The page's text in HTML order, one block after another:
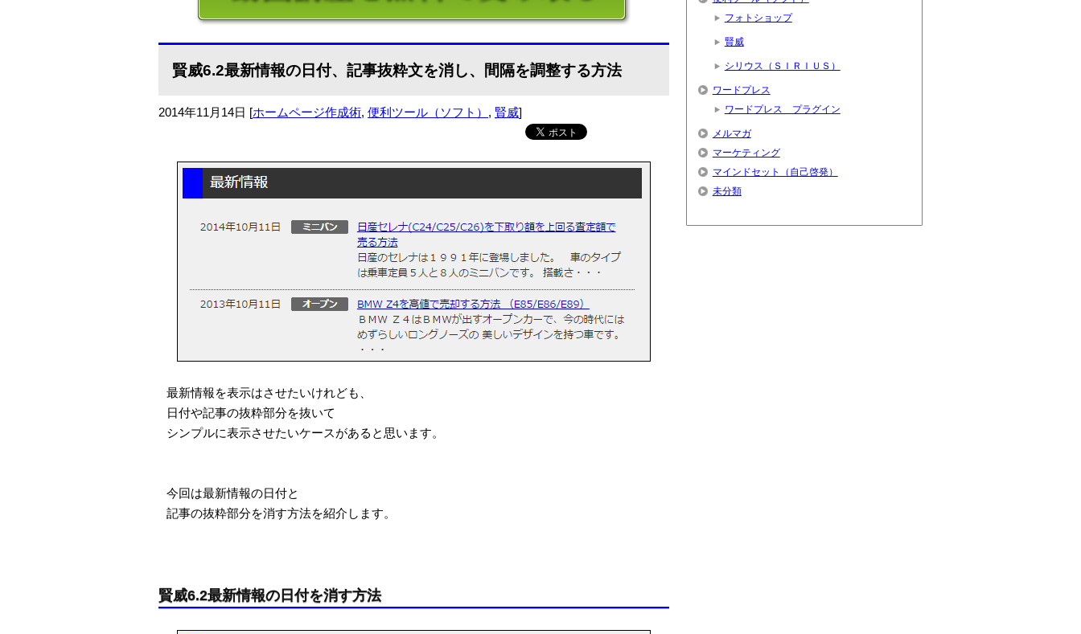
賢威6.2最新情報の日付、記事抜粋文を消し、間隔を調整する方法
2014年11月14日 [ホームページ作成術, 便利ツール（ソフト） , 賢威]
最新情報を表示はさせたいけれども、
日付や記事の抜粋部分を抜いて
シンプルに表示させたいケースがあると思います。
今回は最新情報の日付と
記事の抜粋部分を消す方法を紹介します。
賢威6.2最新情報の日付を消す方法
フォトショップ
賢威
シリウス（ＳＩＲＩＵＳ）
ワードプレス
ワードプレス プラグイン
メルマガ
マーケティング
マインドセット（自己啓発）
未分類